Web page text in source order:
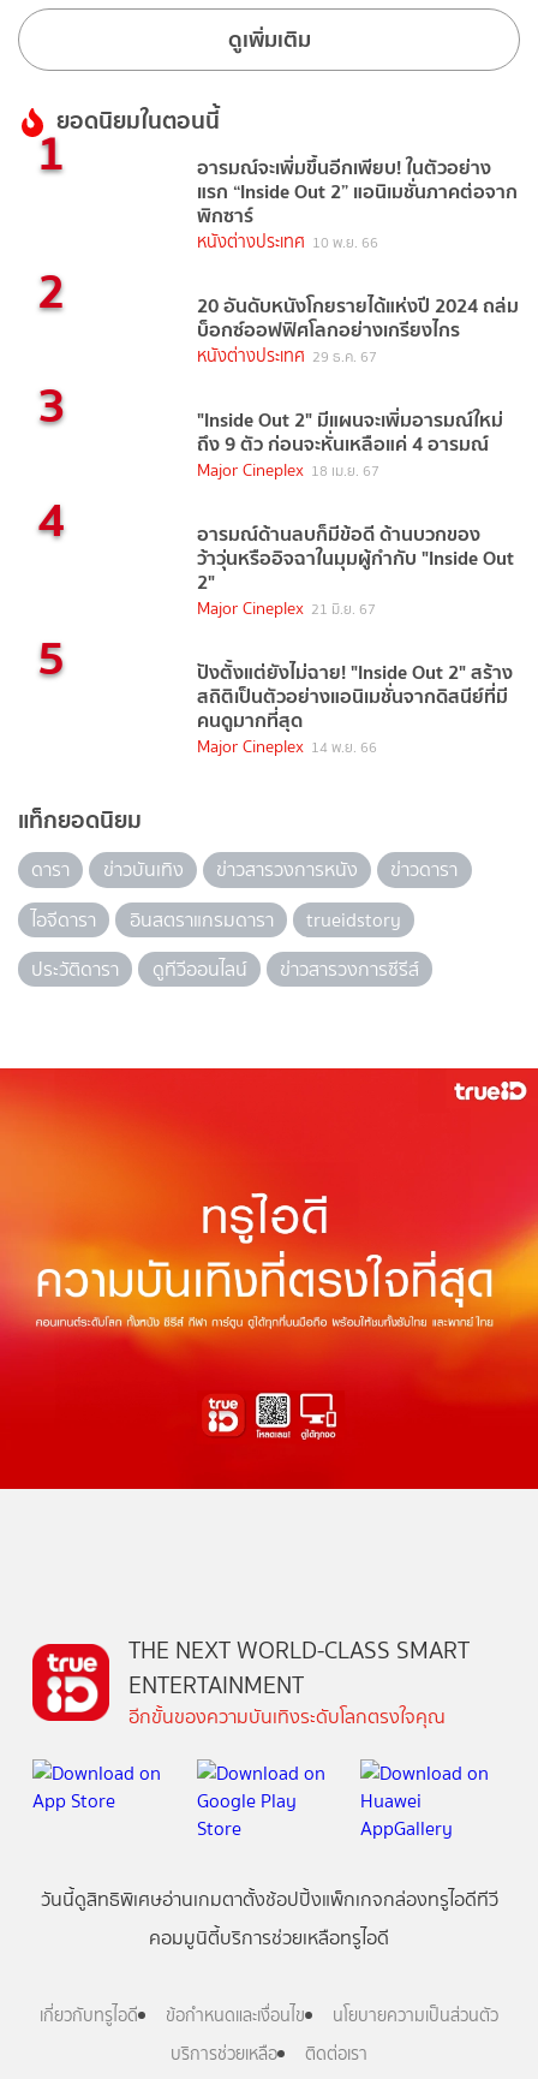
ดูเพิ่มเติม
ยอดนิยมในตอนนี้
1 อารมณ์จะเพิ่มขึ้นอีกเพียบ! ในตัวอย่าง
แรก “Inside Out 2” แอนิเมชั่นภาคต่อจาก
พิกซาร์
หนังต่างประเทศ 10 พ.ย. 66
2 20 อันดับหนังโกยรายได้แห่งปี 2024 ถล่ม
บ็อกซ์ออฟฟิศโลกอย่างเกรียงไกร
หนังต่างประเทศ 29 ธ.ค. 67
3 "Inside Out 2" มีแผนจะเพิ่มอารมณ์ใหม่
ถึง 9 ตัว ก่อนจะหั่นเหลือแค่ 4 อารมณ์
Major Cineplex 18 เม.ย. 67
4 อารมณ์ด้านลบก็มีข้อดี ด้านบวกของ
ว้าวุ่นหรืออิจฉาในมุมผู้กำกับ "Inside Out
2"
Major Cineplex 21 มิ.ย. 67
5 ปังตั้งแต่ยังไม่ฉาย! "Inside Out 2" สร้าง
สถิติเป็นตัวอย่างแอนิเมชั่นจากดิสนีย์ที่มี
คนดูมากที่สุด
Major Cineplex 14 พ.ย. 66
แท็กยอดนิยม
ดารา ข่าวบันเทิง ข่าวสารวงการหนัง
ข่าวดารา
ไอจีดารา
อินสตราแกรมดารา
trueidstory
ประวัติดารา
ดูทีวีออนไลน์ ข่าวสารวงการซีรีส์
THE NEXT WORLD-CLASS SMART
ENTERTAINMENT
อีกขั้นของความบันเทิงระดับโลกตรงใจคุณ
วันนี้ดูสิทธิพิเศษอ่านเกมตาตั้งช้อปปิ้งแพ็กเกจกล่องทรูไอดีทีวี
คอมมูนิตี้บริการช่วยเหลือทรูไอดี
เกี่ยวกับทรูไอดี ข้อกำหนดและเงื่อนไข
นโยบายความเป็นส่วนตัว
บริการช่วยเหลือ
ติดต่อเรา